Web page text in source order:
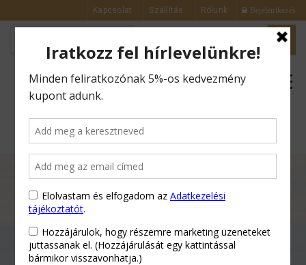
Kapcsolat Szállítás Rólunk Bejelentkezés